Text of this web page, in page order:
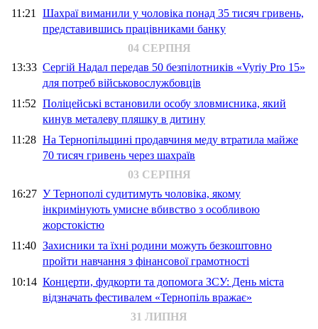
11:21 Шахраї виманили у чоловіка понад 35 тисяч гривень,
представившись працівниками банку
04 СЕРПНЯ
13:33 Сергій Надал передав 50 безпілотників «Vyriy Pro 15»
для потреб військовослужбовців
11:52 Поліцейські встановили особу зловмисника, який
кинув металеву пляшку в дитину
11:28 На Тернопільщині продавчиня меду втратила майже
70 тисяч гривень через шахраїв
03 СЕРПНЯ
16:27 У Тернополі судитимуть чоловіка, якому
інкримінують умисне вбивство з особливою
жорстокістю
11:40 Захисники та їхні родини можуть безкоштовно
пройти навчання з фінансової грамотності
10:14 Концерти, фудкорти та допомога ЗСУ: День міста
відзначать фестивалем «Тернопіль вражає»
31 ЛИПНЯ